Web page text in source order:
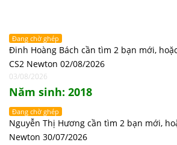
Đang chờ ghép
Đinh Hoàng Bách cần tìm 2 bạn mới,
CS2 Newton 02/08/2026
03/08/2026
Năm sinh: 2018
Đang chờ ghép
Nguyễn Thị Hương cần tìm 2 bạn mới,
Newton 30/07/2026